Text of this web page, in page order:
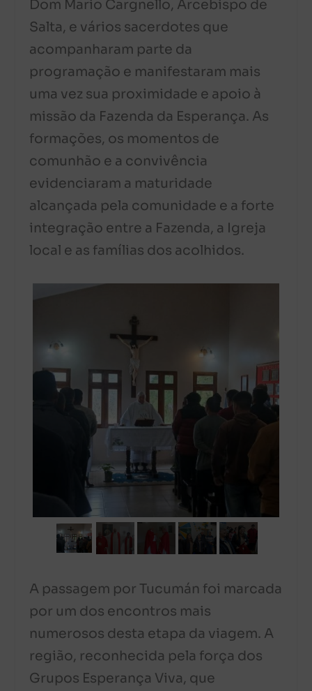
Dom Mario Cargnello, Arcebispo de
Salta, e vários sacerdotes que
acompanharam parte da
programação e manifestaram mais
uma vez sua proximidade e apoio à
missão da Fazenda da Esperança. As
formações, os momentos de
comunhão e a convivência
evidenciaram a maturidade
alcançada pela comunidade e a forte
integração entre a Fazenda, a Igreja
local e as famílias dos acolhidos.
A passagem por Tucumán foi marcada
por um dos encontros mais
numerosos desta etapa da viagem. A
região, reconhecida pela força dos
Grupos Esperança Viva, que